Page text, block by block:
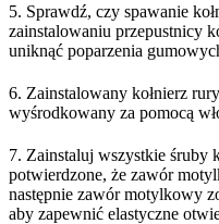
5. Sprawdź, czy spawanie
zainstalowaniu przepustnicy
uniknąć poparzenia
6. Zainstalowany kołnierz
wyśrodkowany za pomocą
7. Zainstaluj wszystkie śruby
potwierdzone, że zawór
następnie zawór motylkowy
aby zapewnić elastyczne